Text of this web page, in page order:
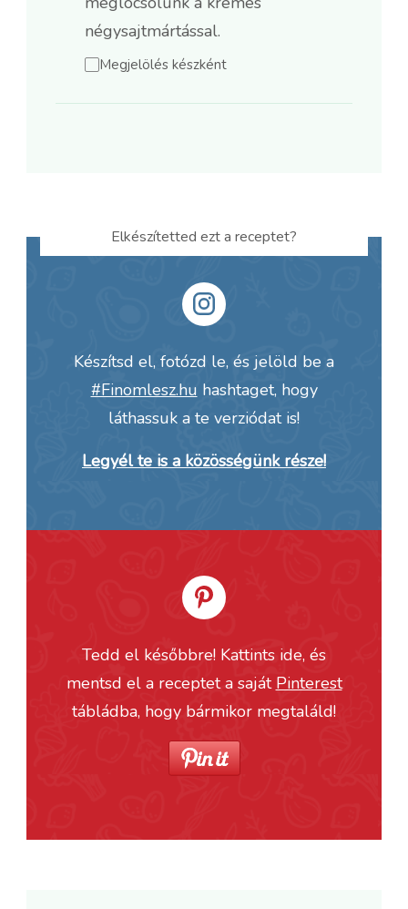
négysajtmártással.
Megjelölés készként
Elkészítetted ezt a receptet?
Készítsd el, fotózd le, és jelöld be a
#Finomlesz.hu hashtaget, hogy
láthassuk a te verziódat is!
Legyél te is a közösségünk része!
Tedd el későbbre! Kattints ide, és
mentsd el a receptet a saját Pinterest
tábládba, hogy bármikor megtaláld!